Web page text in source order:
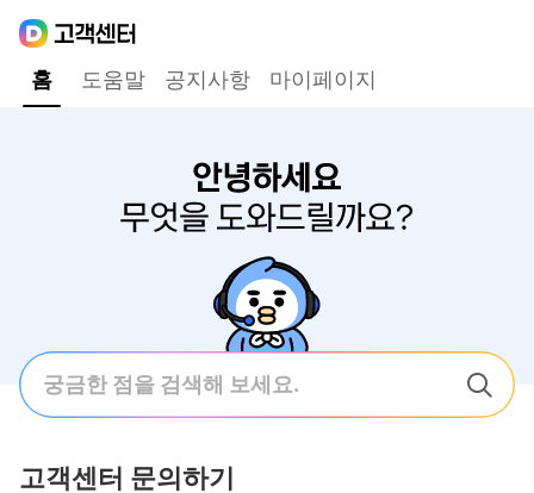
홈 도움말 공지사항 마이페이지
고객센터 문의하기